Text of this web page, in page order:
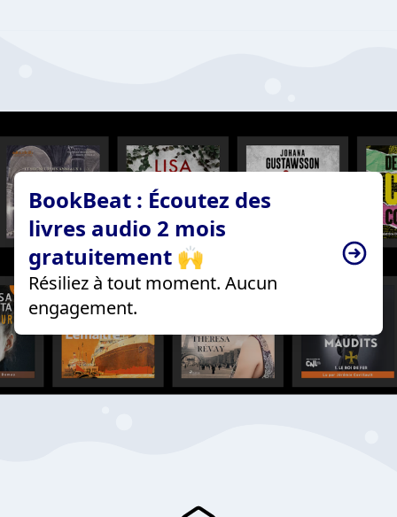
BookBeat : Écoutez des
livres audio 2 mois
gratuitement 🙌
Résiliez à tout moment. Aucun
engagement.